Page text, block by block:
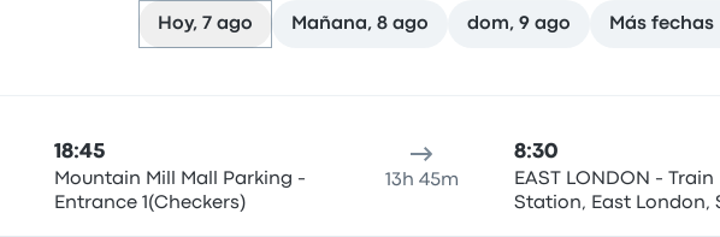
Hoy, 7 ago Mañana, 8 ago dom, 9 ago Más fechas
18:45
Mountain Mill Mall Parking -
Entrance 1(Checkers)
13h 45m
8:30
EAST LONDON - Train
Station, East London,